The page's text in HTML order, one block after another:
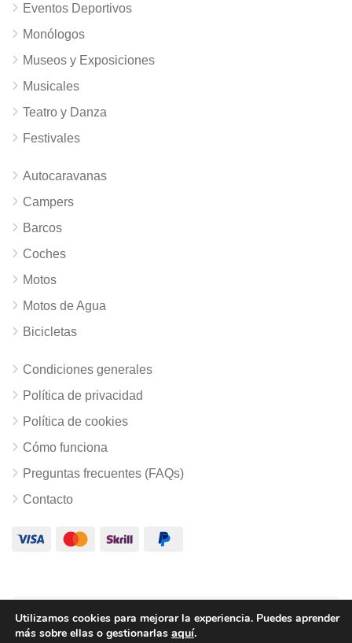
Eventos Deportivos
Monólogos
Museos y Exposiciones
Musicales
Teatro y Danza
Festivales
Autocaravanas
Campers
Barcos
Coches
Motos
Motos de Agua
Bicicletas
Condiciones generales
Política de privacidad
Política de cookies
Cómo funciona
Preguntas frecuentes (FAQs)
Contacto
© Copyright Escapalia.es
Utilizamos cookies para mejorar la experiencia. Puedes aprender
más sobre ellas o gestionarlas aquí.